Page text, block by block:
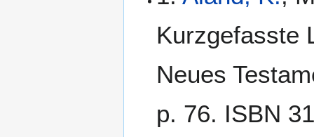
Kurzgefasste
Neues
p. 76. ISBN